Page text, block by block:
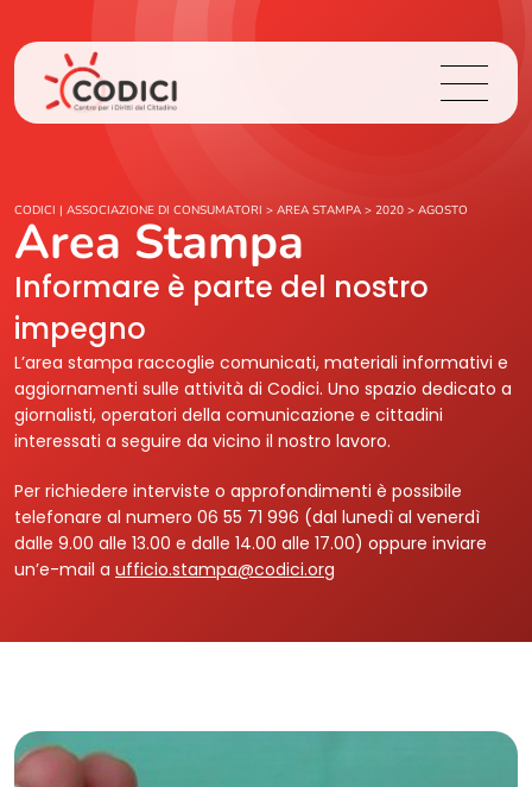
Chi Siamo
Cosa Facciamo
Area Stampa
Contatti
Login
CODICI | ASSOCIAZIONE DI CONSUMATORI > AREA STAMPA > 2020 > AGOSTO
Area Stampa
Informare è parte del nostro
impegno
L’area stampa raccoglie comunicati, materiali informativi e
aggiornamenti sulle attività di Codici. Uno spazio dedicato a
giornalisti, operatori della comunicazione e cittadini
interessati a seguire da vicino il nostro lavoro.
Per richiedere interviste o approfondimenti è possibile
telefonare al numero 06 55 71 996 (dal lunedì al venerdì
dalle 9.00 alle 13.00 e dalle 14.00 alle 17.00) oppure inviare
un’e-mail a ufficio.stampa@codici.org